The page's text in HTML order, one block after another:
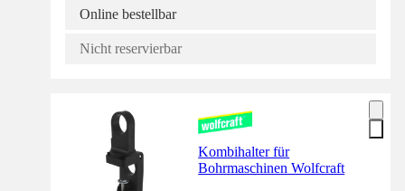
Online bestellbar
Nicht reservierbar
Kombihalter für
Bohrmaschinen Wolfcraft